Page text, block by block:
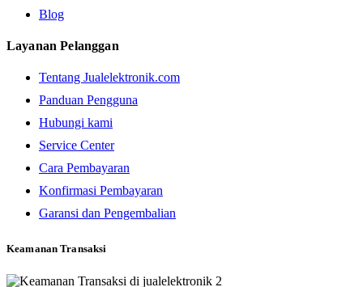
Blog
Layanan Pelanggan
Tentang Jualelektronik.com
Panduan Pengguna
Hubungi kami
Service Center
Cara Pembayaran
Konfirmasi Pembayaran
Garansi dan Pengembalian
Keamanan Transaksi